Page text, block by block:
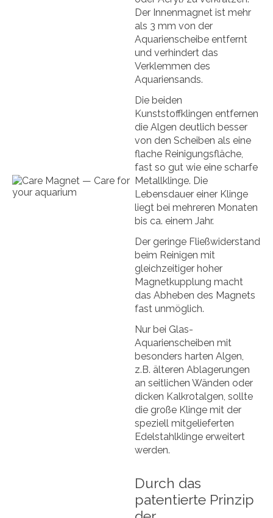
Der Innenmagnet ist mehr
als 3 mm von der
Aquarienscheibe entfernt
und verhindert das
Verklemmen des
Aquariensands.
Die beiden
Kunststoffklingen entfernen
die Algen deutlich besser
von den Scheiben als eine
flache Reinigungsfläche,
fast so gut wie eine scharfe
Metallklinge. Die
Lebensdauer einer Klinge
liegt bei mehreren Monaten
bis ca. einem Jahr.
Der geringe Fließwiderstand
beim Reinigen mit
gleichzeitiger hoher
Magnetkupplung macht
das Abheben des Magnets
fast unmöglich.
Nur bei Glas-
Aquarienscheiben mit
besonders harten Algen,
z.B. älteren Ablagerungen
an seitlichen Wänden oder
dicken Kalkrotalgen, sollte
die große Klinge mit der
speziell mitgelieferten
Edelstahlklinge erweitert
werden.
Durch das
patentierte Prinzip